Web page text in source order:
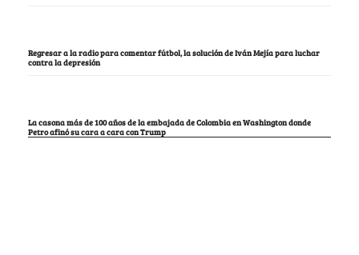
Regresar a la radio para comentar fútbol, la solución de Iván Mejía para luchar
contra la depresión
La casona más de 100 años de la embajada de Colombia en Washington donde
Petro afinó su cara a cara con Trump